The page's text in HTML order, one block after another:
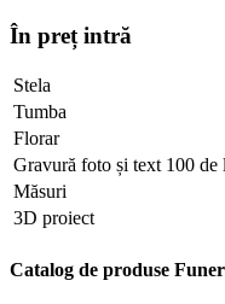
În preț intră
Stela
Tumba
Florar
Gravură foto și text 100 de
Măsuri
3D proiect
Catalog de produse